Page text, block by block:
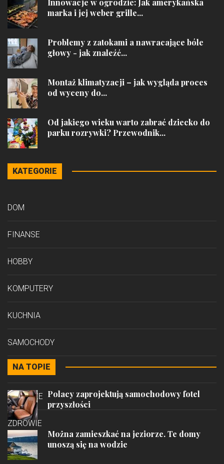
Innowacje w ogrodzie: Jak amerykańska
marka i jej weber grille...
Problemy z zatokami a nawracające bóle
głowy - jak znaleźć...
Montaż klimatyzacji – jak wygląda proces
od wyceny do...
Od jakiego wieku warto zabrać dziecko do
parku rozrywki? Przewodnik...
KATEGORIE
DOM
FINANSE
HOBBY
KOMPUTERY
KUCHNIA
SAMOCHODY
STYL
PODRÓŻE
ZDROWIE
NA TOPIE
Polacy zaprojektują samochodowy fotel
przyszłości
Można zamieszkać na jeziorze. Te domy
unoszą się na wodzie